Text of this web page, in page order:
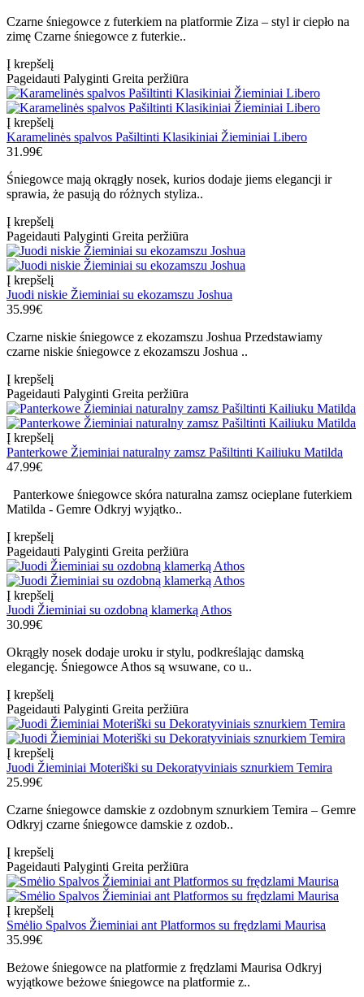
Czarne śniegowce z futerkiem na platformie Ziza – styl ir ciepło na
zimę Czarne śniegowce z futerkie..
Į krepšelį
Pageidauti Palyginti Greita peržiūra
Į krepšelį
Karamelinės spalvos Pašiltinti Klasikiniai Žieminiai Libero
31.99€
Śniegowce mają okrągły nosek, kurios dodaje jiems elegancji ir
sprawia, że pasują do różnych styliza..
Į krepšelį
Pageidauti Palyginti Greita peržiūra
Į krepšelį
Juodi niskie Žieminiai su ekozamszu Joshua
35.99€
Czarne niskie śniegowce z ekozamszu Joshua Przedstawiamy
czarne niskie śniegowce z ekozamszu Joshua ..
Į krepšelį
Pageidauti Palyginti Greita peržiūra
Į krepšelį
Panterkowe Žieminiai naturalny zamsz Pašiltinti Kailiuku Matilda
47.99€
Panterkowe śniegowce skóra naturalna zamsz ocieplane futerkiem
Matilda - Gemre Odkryj wyjątko..
Į krepšelį
Pageidauti Palyginti Greita peržiūra
Į krepšelį
Juodi Žieminiai su ozdobną klamerką Athos
30.99€
Okrągły nosek dodaje uroku ir stylu, podkreślając damską
elegancję. Śniegowce Athos są wsuwane, co u..
Į krepšelį
Pageidauti Palyginti Greita peržiūra
Į krepšelį
Juodi Žieminiai Moteriški su Dekoratyviniais sznurkiem Temira
25.99€
Czarne śniegowce damskie z ozdobnym sznurkiem Temira – Gemre
Odkryj czarne śniegowce damskie z ozdob..
Į krepšelį
Pageidauti Palyginti Greita peržiūra
Į krepšelį
Smėlio Spalvos Žieminiai ant Platformos su frędzlami Maurisa
35.99€
Beżowe śniegowce na platformie z frędzlami Maurisa Odkryj
wyjątkowe beżowe śniegowce na platformie z..